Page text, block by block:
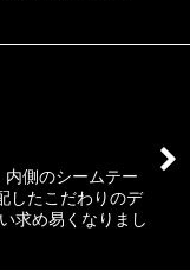
側のシームテー
したこだわりのデ
求め易くなりまし